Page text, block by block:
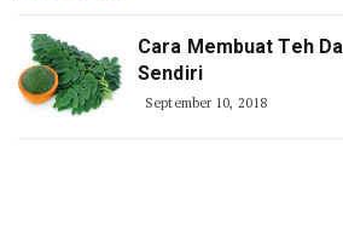
Cara Membuat Teh
Sendiri
September 10, 2018